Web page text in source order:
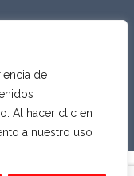
de
Al hacer clic en
a nuestro uso
SUIZA